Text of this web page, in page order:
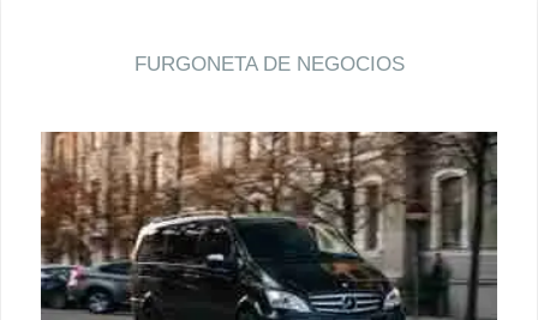
FURGONETA DE NEGOCIOS